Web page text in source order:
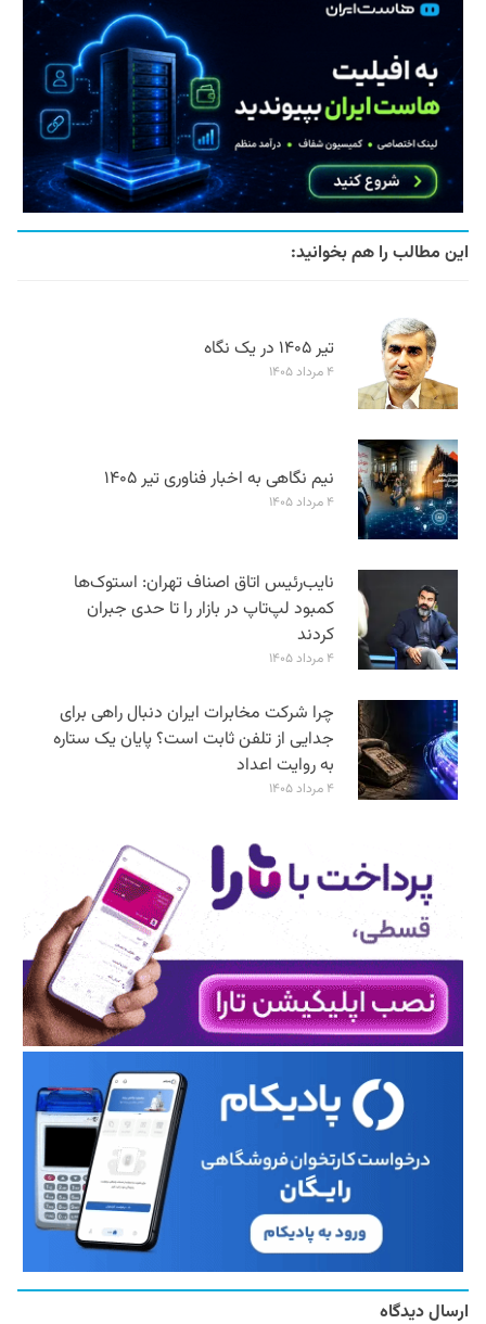
این مطالب را هم بخوانید:
تیر ۱۴۰۵ در یک نگاه
۴ مرداد ۱۴۰۵
نیم نگاهی به اخبار فناوری تیر ۱۴۰۵
۴ مرداد ۱۴۰۵
نایب‌رئیس اتاق اصناف تهران: استوک‌ها
کمبود لپ‌تاپ در بازار را تا حدی جبران
کردند
۴ مرداد ۱۴۰۵
چرا شرکت مخابرات ایران دنبال راهی برای
جدایی از تلفن ثابت است؟ پایان یک ستاره
به روایت اعداد
۴ مرداد ۱۴۰۵
ارسال دیدگاه